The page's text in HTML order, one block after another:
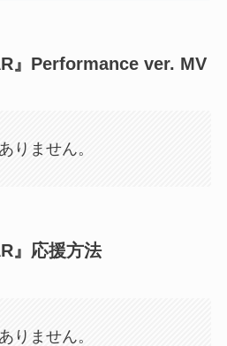
』Performance ver. MV
りません。
』応援方法
りません。